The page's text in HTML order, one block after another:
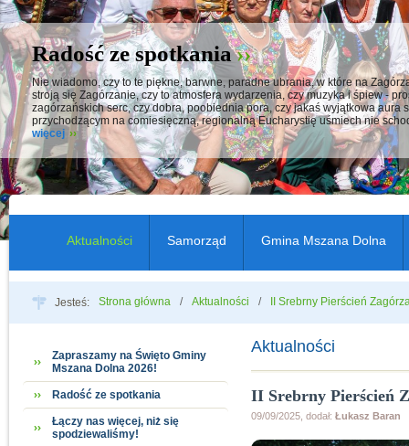
Radość ze spotkania
Nie wiadomo, czy to te piękne, barwne, paradne ubrania, w które na
stroją się Zagórzanie, czy to atmosfera wydarzenia, czy muzyka i śpiew -
zagórzańskich serc, czy dobra, poobiednia pora, czy jakaś wyjątkowa aura
przychodzącym na comiesięczną, regionalną Eucharystię uśmiech nie
więcej
Aktualności Samorząd Gmina Mszana Dolna
Jesteś: Strona główna Aktualności II Srebrny Pierścień
Zapraszamy na Święto Gminy
Mszana Dolna 2026!
Radość ze spotkania
Łączy nas więcej, niż się
spodziewaliśmy!
Aktualności
II Srebrny Pierścień
09/09/2025, dodał: Łukasz Baran